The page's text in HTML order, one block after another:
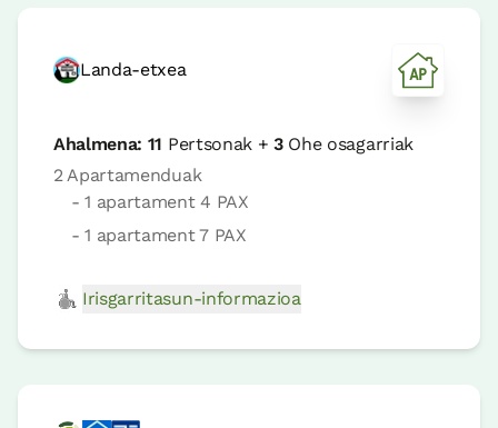
Landa-etxea
Ahalmena: 11 Pertsonak +3Ohe osagarriak
2 Apartamenduak
- 1 apartament 4 PAX
- 1 apartament 7 PAX
Irisgarritasun-informazioa